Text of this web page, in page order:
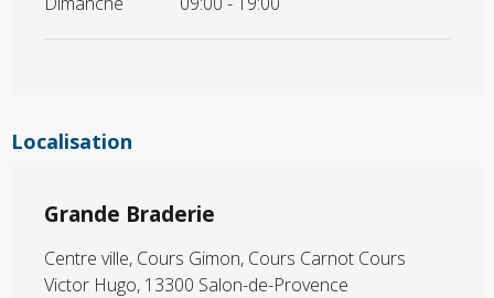
Localisation
Grande Braderie
Centre ville, Cours Gimon, Cours Carnot Cours
Victor Hugo, 13300 Salon-de-Provence